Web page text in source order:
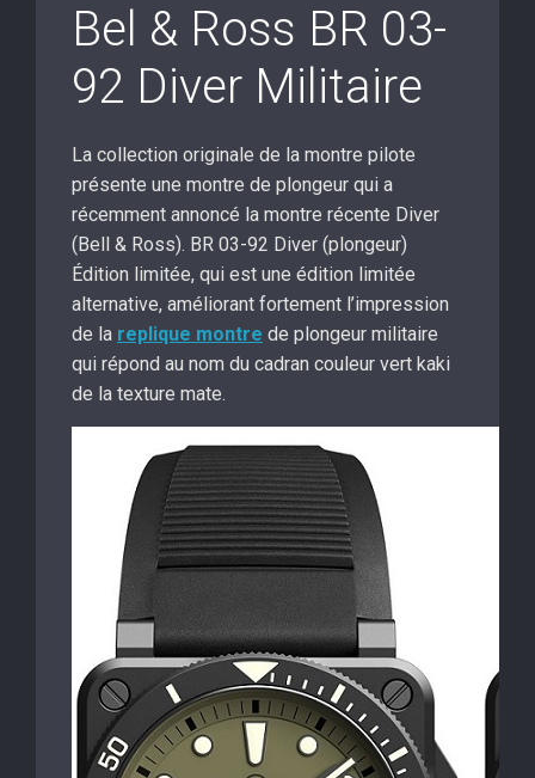
Bel & Ross BR 03-
92 Diver Militaire
La collection originale de la montre pilote
présente une montre de plongeur qui a
récemment annoncé la montre récente Diver
(Bell & Ross). BR 03-92 Diver (plongeur)
Édition limitée, qui est une édition limitée
alternative, améliorant fortement l’impression
de la replique montre de plongeur militaire
qui répond au nom du cadran couleur vert kaki
de la texture mate.